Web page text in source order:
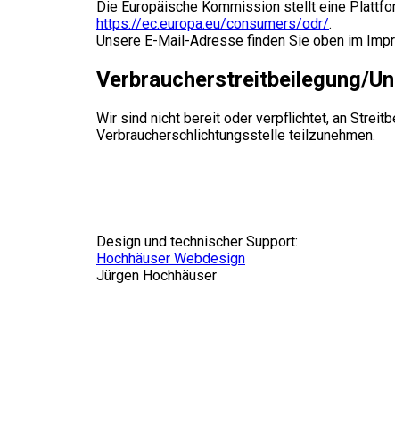
Die Europäische Kommission stellt eine
https://ec.europa.eu/consumers/odr/.
Unsere E-Mail-Adresse finden Sie oben im
Verbraucher­streit­beilegung/
Wir sind nicht bereit oder verpflichtet, an
Verbraucherschlichtungsstelle teilzunehmen.
Design und technischer Support:
Hochhäuser Webdesign
Jürgen Hochhäuser